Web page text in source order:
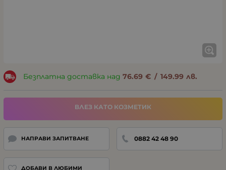
Безплатна доставка над 76.69 € / 149.99 лв.
ВЛЕЗ КАТО КОЗМЕТИК
НАПРАВИ ЗАПИТВАНЕ 0882 42 48 90
ДОБАВИ В ЛЮБИМИ